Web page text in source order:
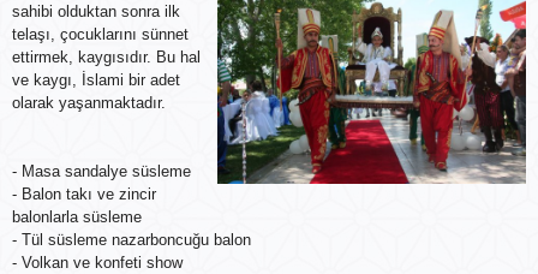
sahibi olduktan sonra ilk
telaşı, çocuklarını sünnet
ettirmek, kaygısıdır. Bu hal
ve kaygı, İslami bir adet
olarak yaşanmaktadır.
- Masa sandalye süsleme
- Balon takı ve zincir
balonlarla süsleme
- Tül süsleme nazarboncuğu balon
- Volkan ve konfeti show